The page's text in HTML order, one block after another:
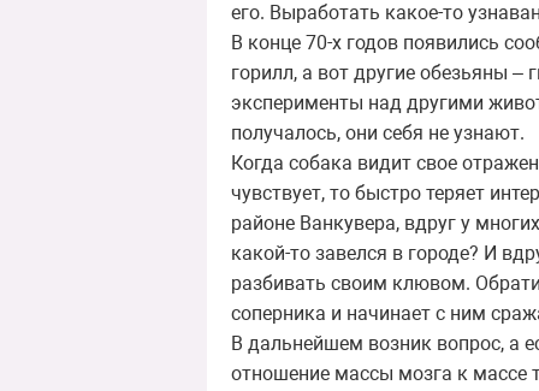
его. Выработать какое-то
В конце 70-х годов появились
горилл, а вот другие обезьяны
эксперименты над другими
получалось, они себя не узнают.
Когда собака видит свое
чувствует, то быстро теряет
районе Ванкувера, вдруг у
какой-то завелся в городе? И
разбивать своим клювом.
соперника и начинает с ним
В дальнейшем возник вопрос, а
отношение массы мозга к массе